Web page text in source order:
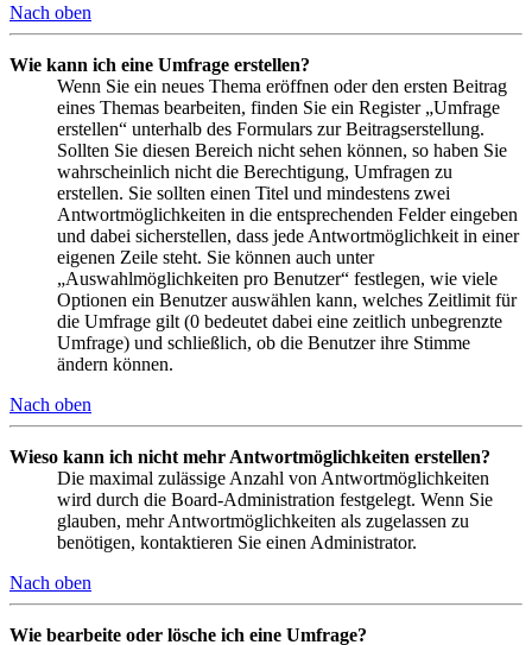
Nach oben
Wie kann ich eine Umfrage erstellen?
Wenn Sie ein neues Thema eröffnen oder den ersten Beitrag
eines Themas bearbeiten, finden Sie ein Register „Umfrage
erstellen“ unterhalb des Formulars zur Beitragserstellung.
Sollten Sie diesen Bereich nicht sehen können, so haben Sie
wahrscheinlich nicht die Berechtigung, Umfragen zu
erstellen. Sie sollten einen Titel und mindestens zwei
Antwortmöglichkeiten in die entsprechenden Felder eingeben
und dabei sicherstellen, dass jede Antwortmöglichkeit in einer
eigenen Zeile steht. Sie können auch unter
„Auswahlmöglichkeiten pro Benutzer“ festlegen, wie viele
Optionen ein Benutzer auswählen kann, welches Zeitlimit für
die Umfrage gilt (0 bedeutet dabei eine zeitlich unbegrenzte
Umfrage) und schließlich, ob die Benutzer ihre Stimme
ändern können.
Nach oben
Wieso kann ich nicht mehr Antwortmöglichkeiten erstellen?
Die maximal zulässige Anzahl von Antwortmöglichkeiten
wird durch die Board-Administration festgelegt. Wenn Sie
glauben, mehr Antwortmöglichkeiten als zugelassen zu
benötigen, kontaktieren Sie einen Administrator.
Nach oben
Wie bearbeite oder lösche ich eine Umfrage?